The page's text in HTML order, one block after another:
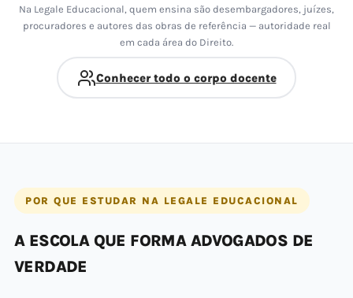
Na Legale Educacional, quem ensina são desembargadores, juízes,
procuradores e autores das obras de referência — autoridade real
em cada área do Direito.
Conhecer todo o corpo docente
POR QUE ESTUDAR NA LEGALE EDUCACIONAL
A ESCOLA QUE FORMA ADVOGADOS DE
VERDADE